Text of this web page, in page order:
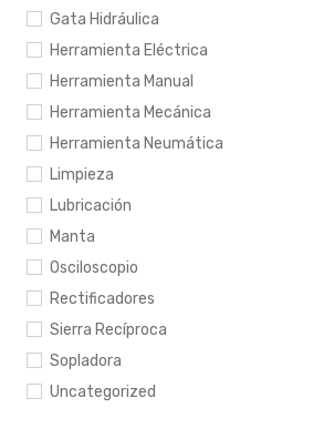
Gata Hidráulica
Herramienta Eléctrica
Herramienta Manual
Herramienta Mecánica
Herramienta Neumática
Limpieza
Lubricación
Manta
Osciloscopio
Rectificadores
Sierra Recíproca
Sopladora
Uncategorized